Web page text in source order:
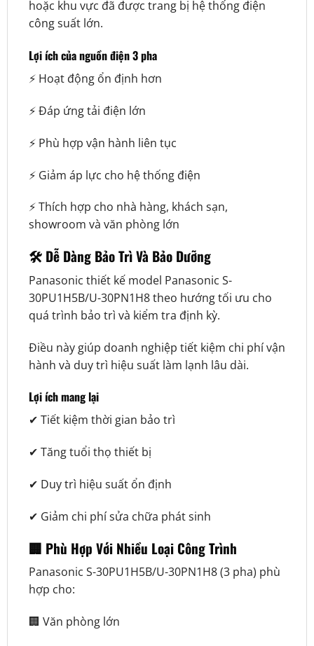
hoặc khu vực đã được trang bị hệ thống điện
công suất lớn.
Lợi ích của nguồn điện 3 pha
⚡ Hoạt động ổn định hơn
⚡ Đáp ứng tải điện lớn
⚡ Phù hợp vận hành liên tục
⚡ Giảm áp lực cho hệ thống điện
⚡ Thích hợp cho nhà hàng, khách sạn,
showroom và văn phòng lớn
🛠️ Dễ Dàng Bảo Trì Và Bảo Dưỡng
Panasonic thiết kế model Panasonic S-
30PU1H5B/U-30PN1H8 theo hướng tối ưu cho
quá trình bảo trì và kiểm tra định kỳ.
Điều này giúp doanh nghiệp tiết kiệm chi phí vận
hành và duy trì hiệu suất làm lạnh lâu dài.
Lợi ích mang lại
✔ Tiết kiệm thời gian bảo trì
✔ Tăng tuổi thọ thiết bị
✔ Duy trì hiệu suất ổn định
✔ Giảm chi phí sửa chữa phát sinh
🏢 Phù Hợp Với Nhiều Loại Công Trình
Panasonic S-30PU1H5B/U-30PN1H8 (3 pha) phù
hợp cho:
🏢 Văn phòng lớn